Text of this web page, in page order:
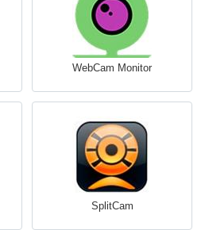
WebCam Monitor
SplitCam